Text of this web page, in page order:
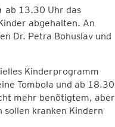
ab 13.30 Uhr das
abgehalten. An
Dr. Petra Bohuslav und
Kinderprogramm
Tombola und ab 18.30
mehr benötigtem, aber
kranken Kindern